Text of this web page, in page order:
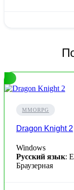
MMORPG
Dragon Knight 2
Windows
Русский язык:
Браузерная